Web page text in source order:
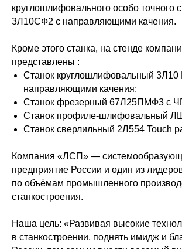
круглошлифовального особо точного
3Л10СФ2 с направляющими качения.
Кроме этого станка, на стенде
представлены :
Станок круглошлифовальный
направляющими качения;
Станок фрезерный 67Л25ПМФ3 с
Станок профиле-шлифовальный
Станок сверлильный 2Л554 Touch
Компания «ЛСП» —
предприятие России и один из
по объёмам промышленного
станкостроения.
Наша цель: «Развивая высокие
в станкостроении, поднять имидж и